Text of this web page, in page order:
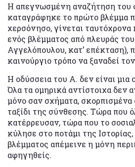
Η απεγνωσμένη αναζήτηση του
καταγράφηκε το πρώτο βλέμμα
χερσόνησο, γίνεται ταυτόχρονα
ενός βλέμματος από πλευράς
Αγγελόπουλου, κατ’ επέκταση),
καινούργιο τρόπο να ξαναδεί
Η οδύσσεια του Α. δεν είναι μια
Όλα τα ομηρικά αντίστοιχα δεν
μόνο σαν σχήματα, σκορπισμένα
ταξίδι της σύνθεσης. Τώρα που
κατέρρευσαν, τώρα που το
κύλησε στο ποτάμι της
βλέμματος απέμεινε η μόνη
αφηγηθείς.